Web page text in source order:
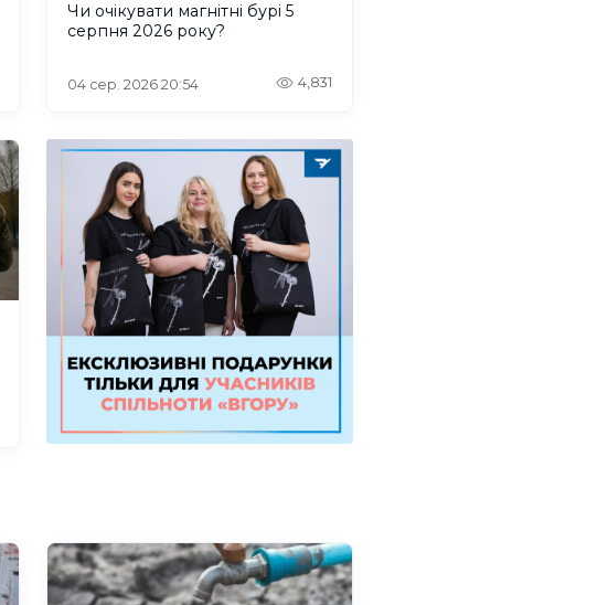
Чи очікувати магнітні бурі 5
серпня 2026 року?
04 сер. 2026 20:54 4,831